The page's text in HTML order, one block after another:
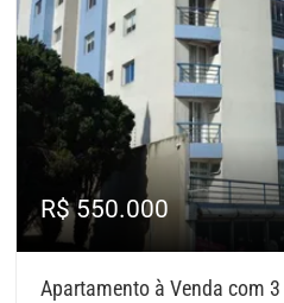
R$ 550.000
Apartamento à Venda com